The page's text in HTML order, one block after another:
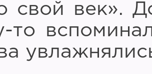
свой век».
то